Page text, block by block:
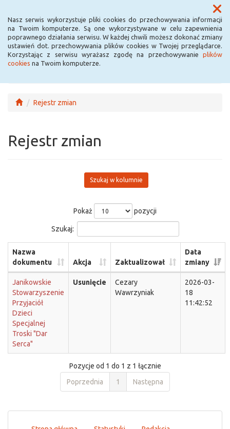
Nasz serwis wykorzystuje pliki cookies do przechowywania informacji
na Twoim komputerze. Są one wykorzystywane w celu zapewnienia
poprawnego działania serwisu. W każdej chwili możesz dokonać zmiany
ustawień dot. przechowywania plików cookies w Twojej przeglądarce.
Korzystając z serwisu wyrażasz zgodę na przechowywanie plików
cookies na Twoim komputerze.
Menu
Rejestr zmian
Rejestr zmian
Szukaj w kolumnie
Pokaż pozycji
Szukaj:
Nazwa
dokumentu
Akcja Zaktualizował
Data
zmiany
Janikowskie
Stowarzyszenie
Przyjaciół
Dzieci
Specjalnej
Troski "Dar
Serca"
Usunięcie
Cezary
Wawrzyniak
2026-03-
18
11:42:52
Pozycje od 1 do 1 z 1 łącznie
Poprzednia
1 Następna